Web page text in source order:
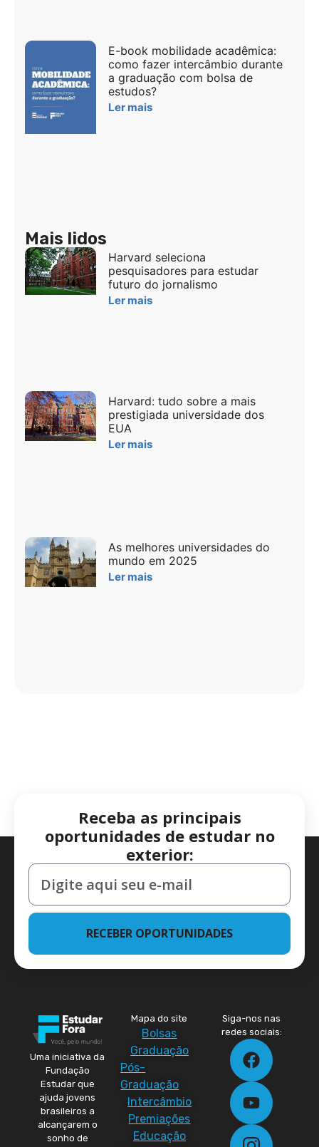
E-book mobilidade acadêmica:
como fazer intercâmbio durante
a graduação com bolsa de
estudos?
Ler mais
Mais lidos
Harvard seleciona
pesquisadores para estudar
futuro do jornalismo
Ler mais
Harvard: tudo sobre a mais
prestigiada universidade dos
EUA
Ler mais
As melhores universidades do
mundo em 2025
Ler mais
Receba as principais
oportunidades de estudar no
exterior:
RECEBER OPORTUNIDADES
Uma iniciativa da
Fundação
Estudar que
ajuda jovens
brasileiros a
alcançarem o
sonho de
Mapa do site
Bolsas
Graduação
Pós-
Graduação
Intercâmbio
Premiações
Educação
Siga-nos nas
redes sociais: